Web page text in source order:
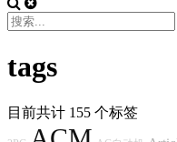
tags
目前共计 155 个标签